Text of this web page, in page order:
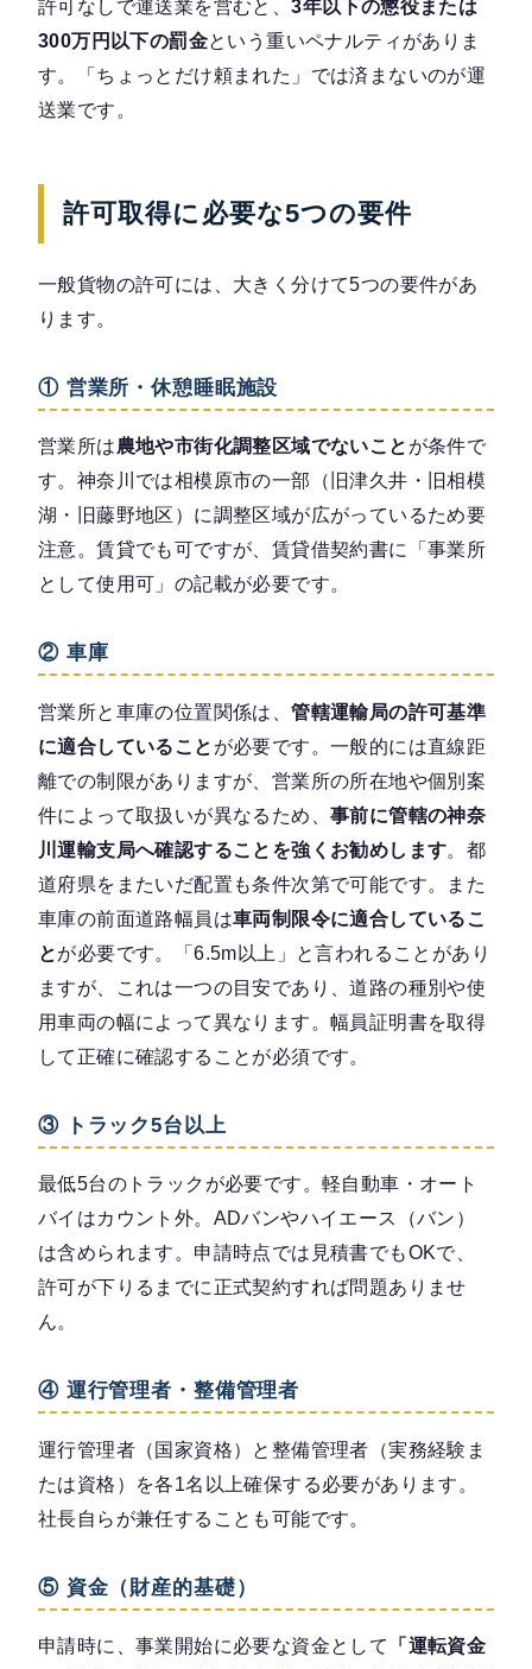
許可なしで運送業を営むと、3年以下の懲役または
300万円以下の罰金という重いペナルティがありま
す。「ちょっとだけ頼まれた」では済まないのが運
送業です。
許可取得に必要な5つの要件
一般貨物の許可には、大きく分けて5つの要件があ
ります。
① 営業所・休憩睡眠施設
営業所は農地や市街化調整区域でないこと が条件で
す。神奈川では相模原市の一部（旧津久井・旧相模
湖・旧藤野地区）に調整区域が広がっているため要
注意。賃貸でも可ですが、賃貸借契約書に「事業所
として使用可」の記載が必要です。
② 車庫
営業所と車庫の位置関係は、管轄運輸局の許可基準
に適合していること が必要です。一般的には直線距
離での制限がありますが、営業所の所在地や個別案
件によって取扱いが異なるため、 事前に管轄の神奈
川運輸支局へ確認することを強くお勧めします。都
道府県をまたいだ配置も条件次第で可能です。また
車庫の前面道路幅員は車両制限令に適合しているこ
とが必要です。「6.5m以上」と言われることがあり
ますが、これは一つの目安であり、道路の種別や使
用車両の幅によって異なります。幅員証明書を取得
して正確に確認することが必須です。
③ トラック5台以上
最低5台のトラックが必要です。軽自動車・オート
バイはカウント外。ADバンやハイエース（バン）
は含められます。申請時点では見積書でもOKで、
許可が下りるまでに正式契約すれば問題ありませ
ん。
④ 運行管理者・整備管理者
運行管理者（国家資格）と整備管理者（実務経験ま
たは資格）を各1名以上確保する必要があります。
社長自らが兼任することも可能です。
⑤ 資金（財産的基礎）
申請時に、事業開始に必要な資金として
「運転資金